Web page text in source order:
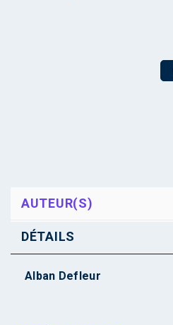
AUTEUR(S)
DÉTAILS
Alban Defleur